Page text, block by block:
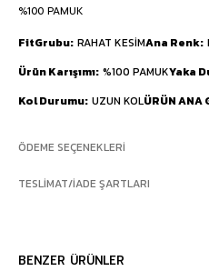
%100 PAMUK
FitGrubu RAHAT KESİMAna Renk
Ürün Karışımı %100 PAMUKYaka
Kol Durumu UZUN KOLÜRÜN ANA
ÖDEME SEÇENEKLERI
TESLIMAT/İADE ŞARTLARI
BENZER ÜRÜNLER